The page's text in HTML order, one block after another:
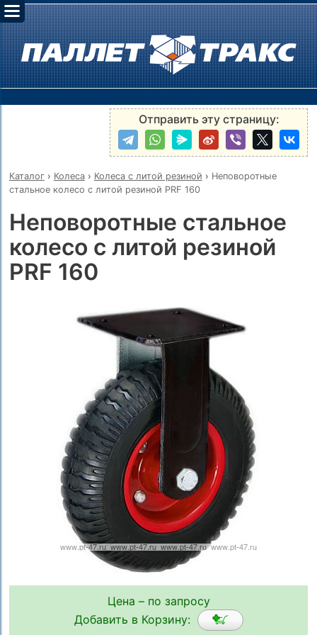
Отправить эту страницу:
Каталог› Колеса› Колеса с литой резиной › Неповоротные
стальное колесо с литой резиной PRF 160
Неповоротные стальное
колесо с литой резиной
PRF 160
Цена – по запросу
Добавить в Корзину: